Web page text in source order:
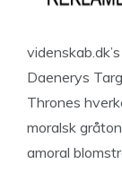
Daenerys
Thrones
moralsk
amoral